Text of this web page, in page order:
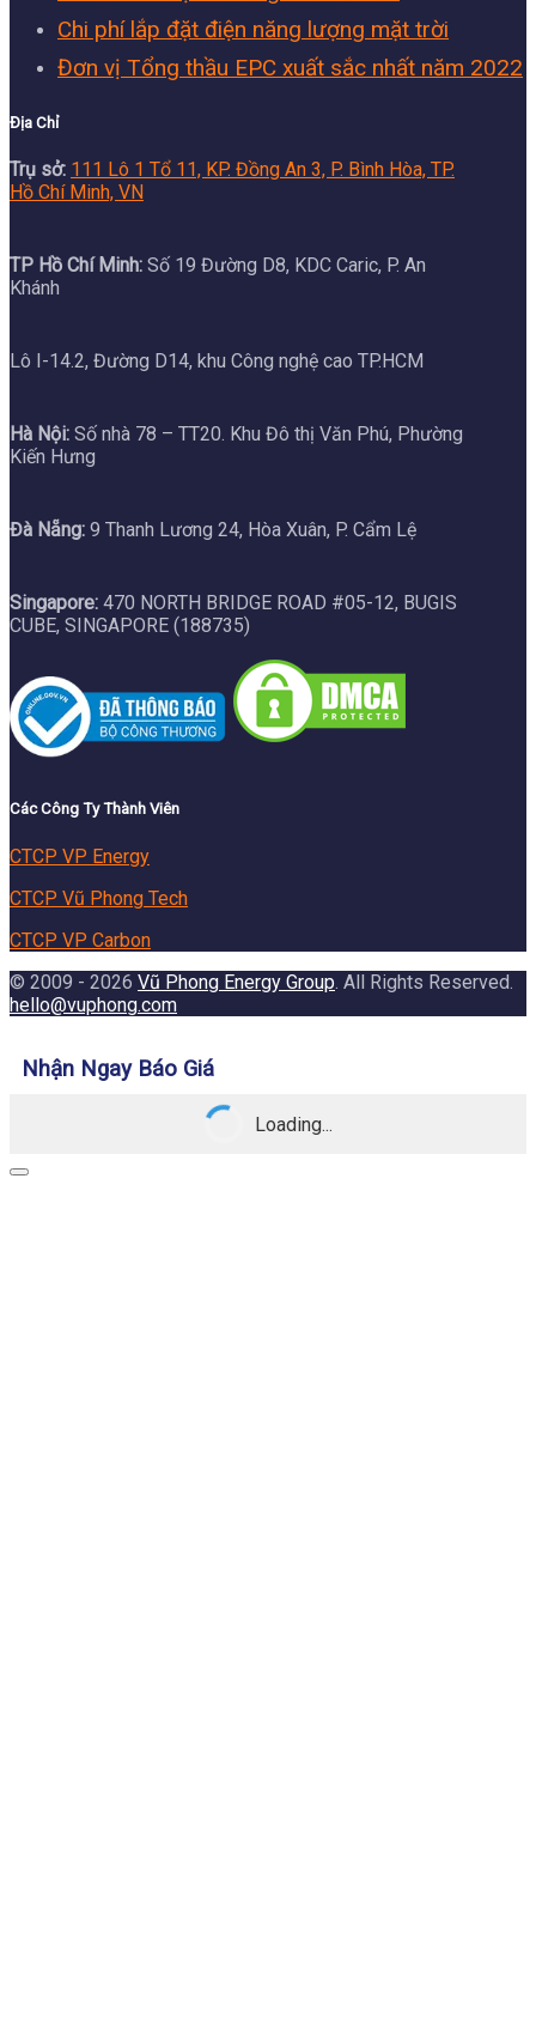
Chi phí lắp đặt điện năng lượng mặt trời
Đơn vị Tổng thầu EPC xuất sắc nhất năm 2022
Địa Chỉ
Trụ sở: 111 Lô 1 Tổ 11, KP. Đồng An 3, P. Bình Hòa, TP.
Hồ Chí Minh, VN
TP Hồ Chí Minh: Số 19 Đường D8, KDC Caric, P. An
Khánh
Lô I-14.2, Đường D14, khu Công nghệ cao TP.HCM
Hà Nội: Số nhà 78 – TT20. Khu Đô thị Văn Phú, Phường
Kiến Hưng
Đà Nẵng: 9 Thanh Lương 24, Hòa Xuân, P. Cẩm Lệ
Singapore: 470 NORTH BRIDGE ROAD #05-12, BUGIS
CUBE, SINGAPORE (188735)
Các Công Ty Thành Viên
CTCP VP Energy
CTCP Vũ Phong Tech
CTCP VP Carbon
© 2009 - 2026 Vũ Phong Energy Group . All Rights Reserved.
hello@vuphong.com
Nhận Ngay Báo Giá
Loading...